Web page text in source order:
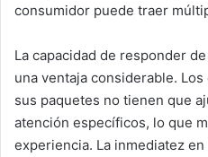
consumidor puede traer
La capacidad de responder
una ventaja considerable.
sus paquetes no tienen que
atención específicos, lo que
experiencia. La inmediatez